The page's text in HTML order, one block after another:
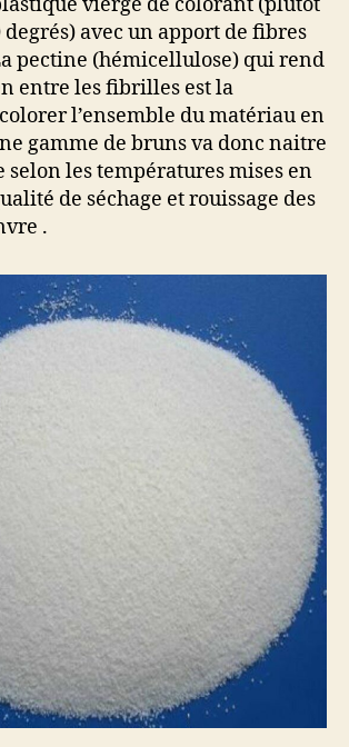
vierge de colorant (plutôt
degrés) avec un apport de fibres
pectine (hémicellulose) qui rend
entre les fibrilles est la
l’ensemble du matériau en
gamme de bruns va donc naitre
selon les températures mises en
de séchage et rouissage des
.